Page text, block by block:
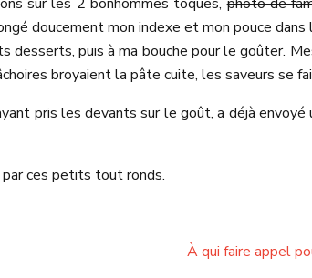
doucement mon indexe et mon pouce
desserts, puis à ma bouche pour le goûter.
broyaient la pâte cuite, les saveurs se
pris les devants sur le goût, a déjà envoyé
ces petits tout ronds.
À qui faire appel